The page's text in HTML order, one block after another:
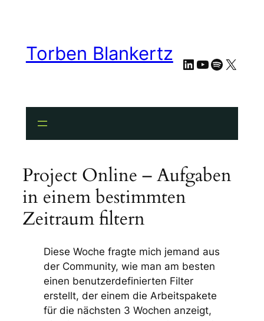
Torben Blankertz LinkedIn
YouTube
Spotify
X
Project Online – Aufgaben
in einem bestimmten
Zeitraum filtern
Diese Woche fragte mich jemand aus
der Community, wie man am besten
einen benutzerdefinierten Filter
erstellt, der einem die Arbeitspakete
für die nächsten 3 Wochen anzeigt,